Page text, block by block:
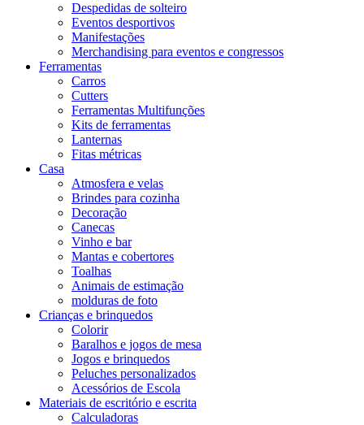
Despedidas de solteiro
Eventos desportivos
Manifestações
Merchandising para eventos e congressos
Ferramentas
Carros
Cutters
Ferramentas Multifunções
Kits de ferramentas
Lanternas
Fitas métricas
Casa
Atmosfera e velas
Brindes para cozinha
Decoração
Canecas
Vinho e bar
Mantas e cobertores
Toalhas
Animais de estimação
molduras de foto
Crianças e brinquedos
Colorir
Baralhos e jogos de mesa
Jogos e brinquedos
Peluches personalizados
Acessórios de Escola
Materiais de escritório e escrita
Calculadoras